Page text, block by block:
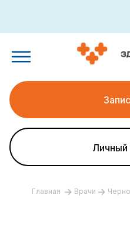
Личный
Главная Врачи